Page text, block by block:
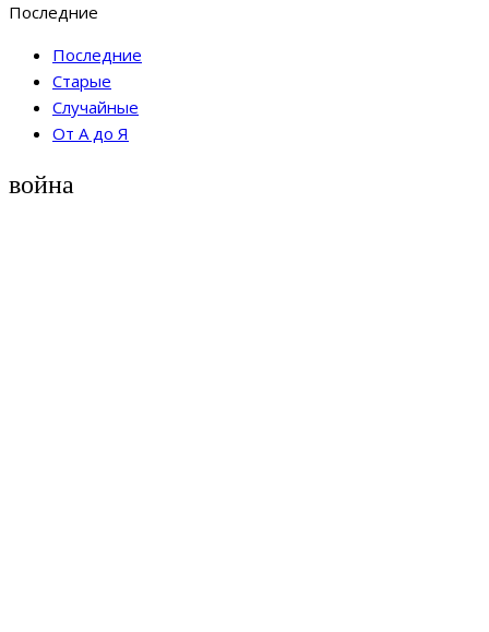
Последние
Последние
Старые
Случайные
От А до Я
война